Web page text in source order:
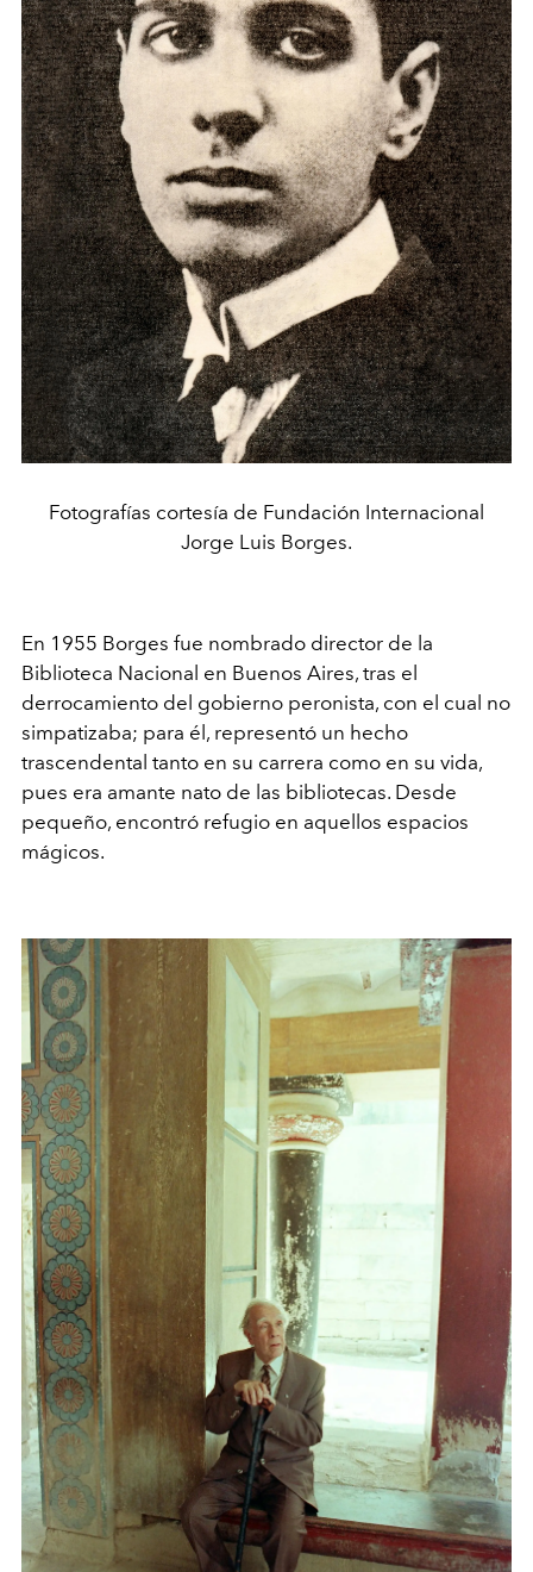
Fotografías cortesía de Fundación Internacional
Jorge Luis Borges.
En 1955 Borges fue nombrado director de la
Biblioteca Nacional en Buenos Aires, tras el
derrocamiento del gobierno peronista, con el cual no
simpatizaba; para él, representó un hecho
trascendental tanto en su carrera como en su vida,
pues era amante nato de las bibliotecas. Desde
pequeño, encontró refugio en aquellos espacios
mágicos.